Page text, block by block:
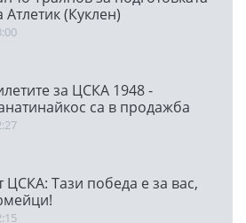
Атлетик (Куклен)
за ЦСКА 1948 -
са в продажба
ЦСКА: Тази победа е за вас,